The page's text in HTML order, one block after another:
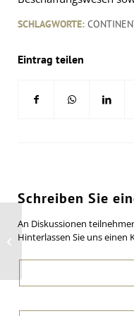
SCHLAGWORTE:
Eintrag teilen
Schreiben Sie
An Diskussionen
Hinterlassen Sie uns einen
Marketing Award 2009: